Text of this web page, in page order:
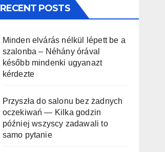
RECENT POSTS
Minden elvárás nélkül lépett be a
szalonba – Néhány órával
később mindenki ugyanazt
kérdezte
Przyszła do salonu bez żadnych
oczekiwań — Kilka godzin
później wszyscy zadawali to
samo pytanie